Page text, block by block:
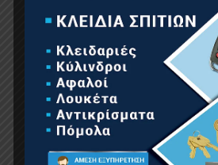
ΚΑΤΗΓΟΡΊΕΣ ΠΡΟΪΌΝΤΩΝ
ΑΝΑΛΏΣΙΜΑ – ΕΞΑΡΤΉΜΑΤΑ
ΑΤΟΜΙΚΉ ΠΡΟΣΤΑΣΊΑ
ΕΠΕΤΕΙΑΚΆ
ΕΡΓΑΛΕΊΑ ΧΕΙΡΌΣ